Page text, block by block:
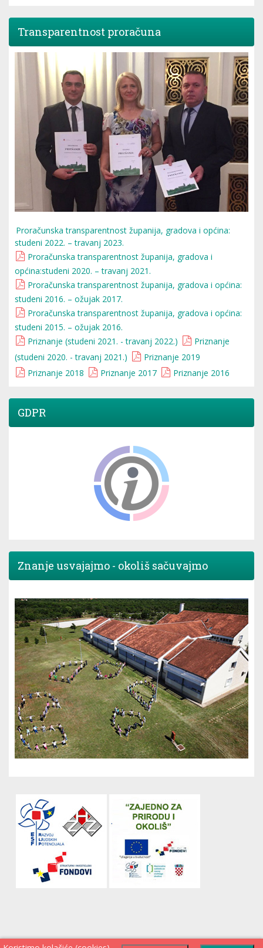
Transparentnost proračuna
Proračunska transparentnost županija, gradova i općina:
studeni 2022. – travanj 2023.
Proračunska transparentnost županija, gradova i
općina:studeni 2020. – travanj 2021.
Proračunska transparentnost županija, gradova i općina:
studeni 2016. – ožujak 2017.
Proračunska transparentnost županija, gradova i općina:
studeni 2015. – ožujak 2016.
Priznanje (studeni 2021. - travanj 2022.)
Priznanje
(studeni 2020. - travanj 2021.)
Priznanje 2019
Priznanje 2018
Priznanje 2017 Priznanje 2016
GDPR
Znanje usvajajmo - okoliš sačuvajmo